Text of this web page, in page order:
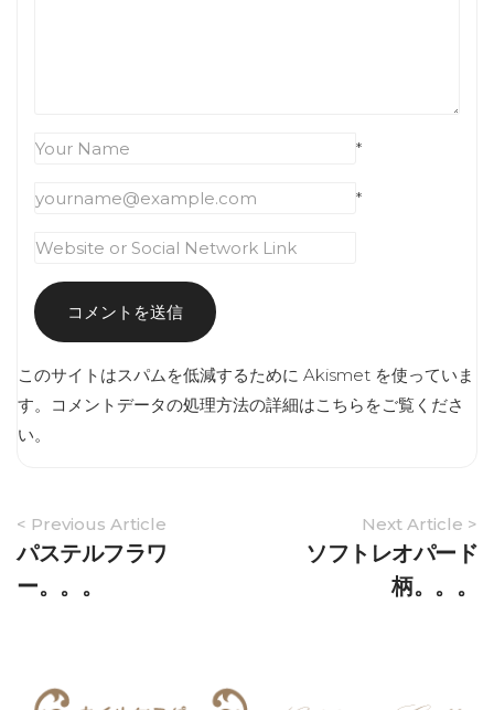
*
*
このサイトはスパムを低減するために Akismet を使っていま
す。
コメントデータの処理方法の詳細はこちらをご覧くださ
い。
Article
Navigation
< Previous Article
パステルフラワ
ー。。。
Next Article >
ソフトレオパード
柄。。。